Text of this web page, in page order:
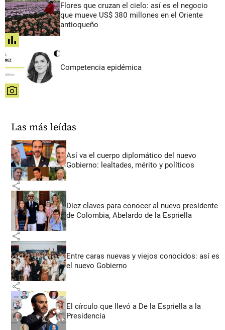
Flores que cruzan el cielo: así es el negocio
que mueve US$ 380 millones en el Oriente
antioqueño
share
Competencia epidémica
share
Las más leídas
Así va el cuerpo diplomático del nuevo
Gobierno: lealtades, mérito y políticos
share
Diez claves para conocer al nuevo presidente
de Colombia, Abelardo de la Espriella
share
Entre caras nuevas y viejos conocidos: así es
el nuevo Gobierno
share
El círculo que llevó a De la Espriella a la
Presidencia